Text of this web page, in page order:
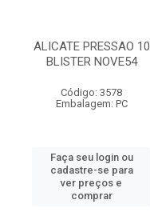
ALICATE PRESSAO 10
BLISTER NOVE54
Código: 3578
Embalagem: PC
Faça seu login ou
cadastre-se para
ver preços e
comprar